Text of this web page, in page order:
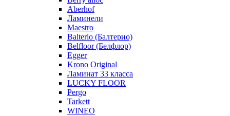
Aberhof
Ламинели
Maestro
Balterio (Балтерио)
Belfloor (Белфлор)
Egger
Krono Original
Ламинат 33 класса
LUCKY FLOOR
Pergo
Tarkett
WINEO